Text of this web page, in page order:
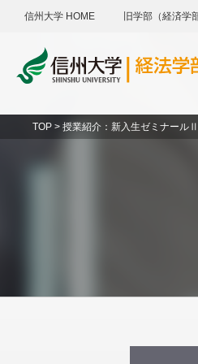
信州大学 HOME 旧学部（経済学
TOP > 授業紹介：新入生ゼミナールⅡ